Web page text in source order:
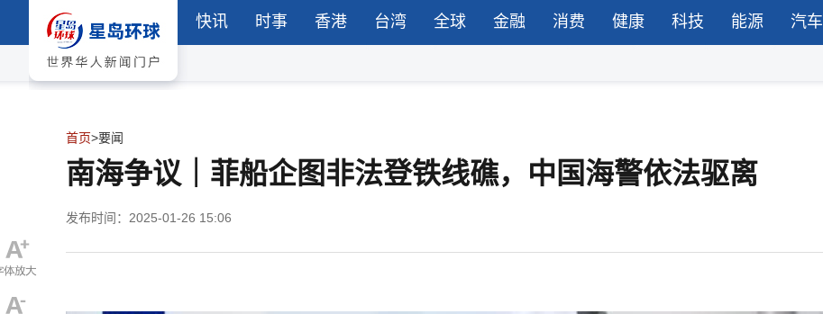
快讯 时事 香港 台湾 全球 金融 消费 健康 科技 能源 汽车
首页>要闻
南海争议｜菲船企图非法登铁线礁，中国海警依法驱离
发布时间：2025-01-26 15:06